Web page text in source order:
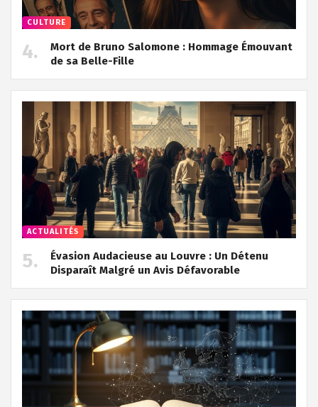
CULTURE
Mort de Bruno Salomone : Hommage Émouvant
de sa Belle-Fille
ACTUALITÉS
Évasion Audacieuse au Louvre : Un Détenu
Disparaît Malgré un Avis Défavorable